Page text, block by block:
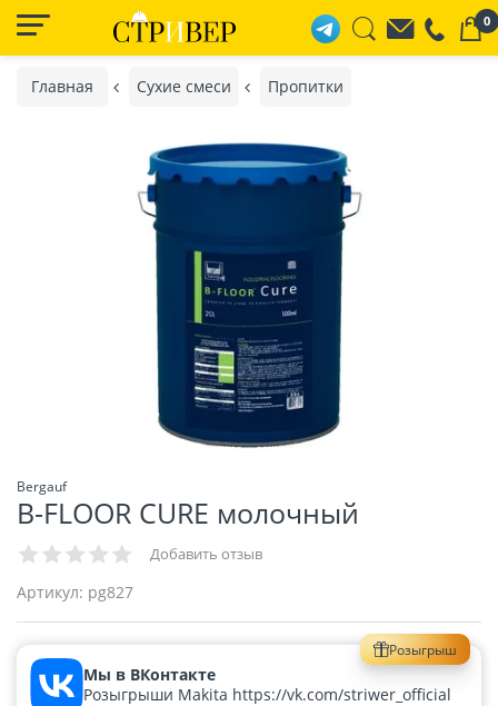
0
Главная Сухие смеси Пропитки
Bergauf
B-FLOOR CURE молочный
Добавить отзыв
Артикул: pg827
Розыгрыш
Мы в ВКонтакте
Розыгрыши Makita https://vk.com/striwer_official